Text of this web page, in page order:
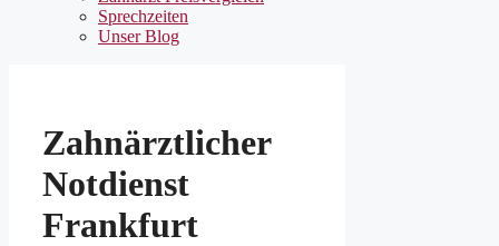
Sprechzeiten
Unser Blog
Zahnärztlicher
Notdienst
Frankfurt